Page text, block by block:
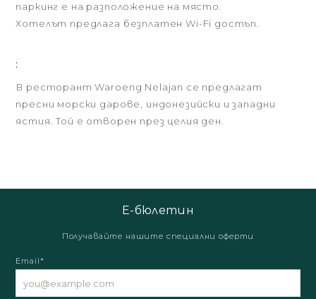
паркинг е на разположение на място.
Хотелът предлага безплатен Wi-Fi достъп.
:
В ресторант Waroeng Nelajan се предлагат
пресни морски дарове, индонезийски и западни
ястия. Той е отворен през целия ден.
Е-бюлетин
Получавайте нашите специални оферти
Email*